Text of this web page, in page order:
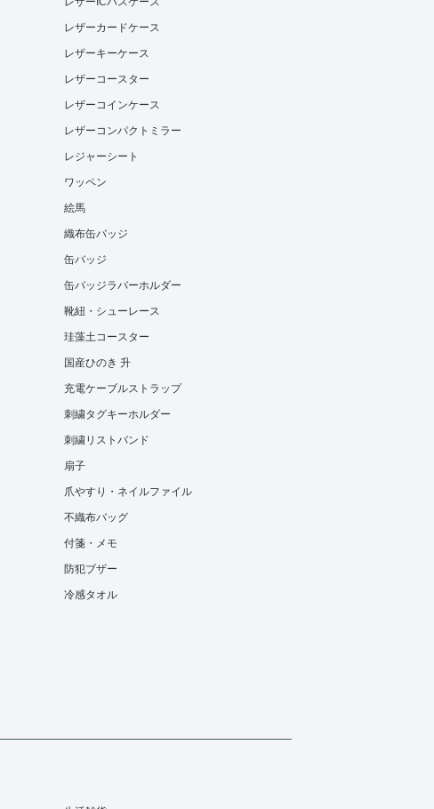
レザーカードケース
レザーキーケース
レザーコースター
レザーコインケース
レザーコンパクトミラー
レジャーシート
ワッペン
絵馬
織布缶バッジ
缶バッジ
缶バッジラバーホルダー
靴紐・シューレース
珪藻土コースター
国産ひのき 升
充電ケーブルストラップ
刺繍タグキーホルダー
刺繍リストバンド
扇子
爪やすり・ネイルファイル
不織布バッグ
付箋・メモ
防犯ブザー
冷感タオル